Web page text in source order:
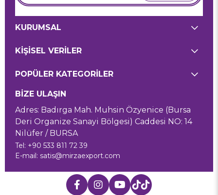
KURUMSAL
KİŞİSEL VERİLER
POPÜLER KATEGORİLER
BİZE ULAŞIN
Adres: Badırga Mah. Muhsin Özyenice (Bursa
Deri Organize Sanayi Bölgesi) Caddesi NO: 14
Nilüfer / BURSA
Tel: +90 533 811 72 39
E-mail: satis@mirzaexport.com